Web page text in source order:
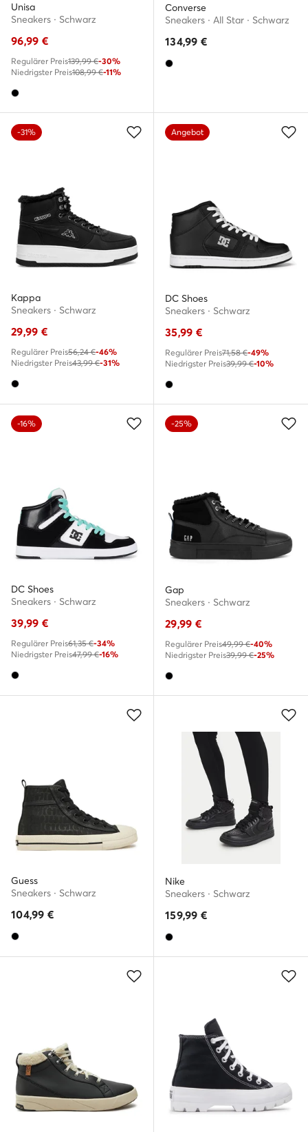
Unisa
Sneakers · Schwarz
96,99 €
Regulärer Preis139,99 €-30%
Niedrigster Preis108,99 €-11%
Converse
Sneakers · All Star · Schwarz
134,99 €
-31%
Kappa
Sneakers · Schwarz
29,99 €
Regulärer Preis56,24 €-46%
Niedrigster Preis43,99 €-31%
Angebot
DC Shoes
Sneakers · Schwarz
35,99 €
Regulärer Preis71,58 €-49%
Niedrigster Preis39,99 €-10%
-16%
DC Shoes
Sneakers · Schwarz
39,99 €
Regulärer Preis61,35 €-34%
Niedrigster Preis47,99 €-16%
-25%
Gap
Sneakers · Schwarz
29,99 €
Regulärer Preis49,99 €-40%
Niedrigster Preis39,99 €-25%
Guess
Sneakers · Schwarz
104,99 €
Nike
Sneakers · Schwarz
159,99 €